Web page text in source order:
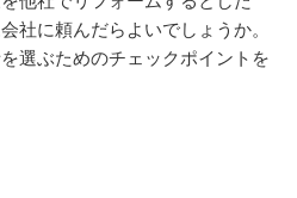
社に頼んだらよいでしょうか。
選ぶためのチェックポイントを